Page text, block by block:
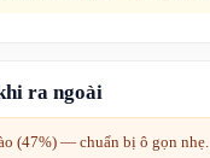
ra ngoài
(47%) — chuẩn bị ô gọn nhẹ.